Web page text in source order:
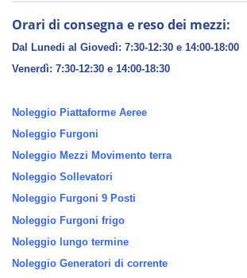
Orari di consegna e reso dei mezzi:
Dal Lunedi al Giovedì: 7:30-12:30 e 14:00-18:00
Venerdì: 7:30-12:30 e 14:00-18:30
Noleggio Piattaforme Aeree
Noleggio Furgoni
Noleggio Mezzi Movimento terra
Noleggio Sollevatori
Noleggio Furgoni 9 Posti
Noleggio Furgoni frigo
Noleggio lungo termine
Noleggio Generatori di corrente